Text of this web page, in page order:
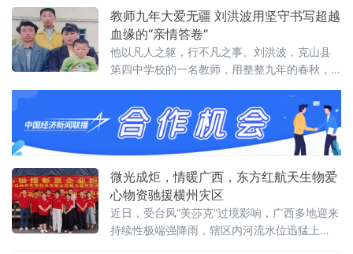
献的动人故事。
教师九年大爱无疆 刘洪波用坚守书写超越
血缘的“亲情答卷”
他以凡人之躯，行不凡之事。刘洪波，克山县
第四中学校的一名教师，用整整九年的春秋，
少年，用超越血缘的亲情与责任，为他们撑起
一片温暖的天空，书写了一曲孝老爱亲的感人
赞歌。爱心缘起：两次义举，为困境少年点亮
希望刘洪波的“父亲”之路，始于1996年。那
年，妻妹刘凤霞
微光成炬，情暖广西，东方红航天生物爱
心物资驰援横州灾区
近日，受台风“美莎克”过境影响，广西多地迎来
持续性极端强降雨，辖区内河流水位迅猛上